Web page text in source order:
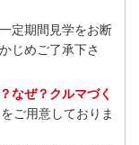
定期間見学をお断
じめご了承下さ
？なぜ？クルマづく
ご用意しておりま